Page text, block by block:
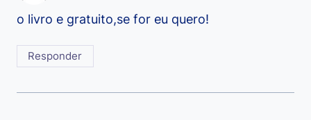
o livro e gratuito,se for eu quero!
Responder